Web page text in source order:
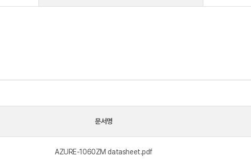
문서명
AZURE-1060ZM datasheet.pdf